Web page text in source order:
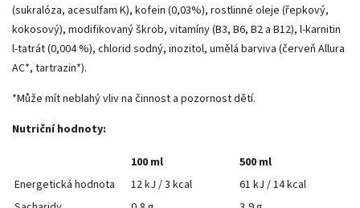
(sukralóza, acesulfam K), kofein (0,03%), rostlinné oleje (řepkový,
kokosový), modifikovaný škrob, vitamíny (B3, B6, B2 a B12), l‑karnitin
l‑tatrát (0,004 %), chlorid sodný, inozitol, umělá barviva (červeň Allura
AC*, tartrazin*).
*Může mít neblahý vliv na činnost a pozornost dětí.
Nutriční hodnoty:
100 ml
500 ml
Energetická hodnota
12 kJ / 3 kcal
61 kJ / 14 kcal